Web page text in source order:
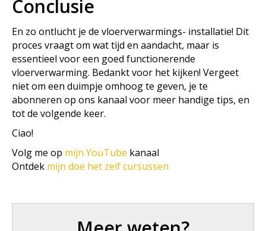
Conclusie
En zo ontlucht je de vloerverwarmings- installatie! Dit
proces vraagt om wat tijd en aandacht, maar is
essentieel voor een goed functionerende
vloerverwarming. Bedankt voor het kijken! Vergeet
niet om een duimpje omhoog te geven, je te
abonneren op ons kanaal voor meer handige tips, en
tot de volgende keer.
Ciao!
Volg me op mijn YouTube kanaal
Ontdek mijn doe het zelf cursussen